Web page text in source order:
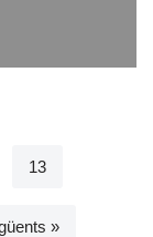
13
»